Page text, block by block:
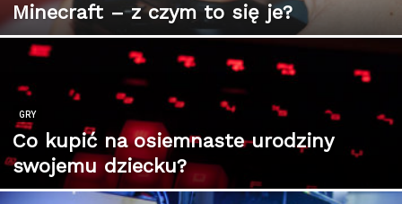
Minecraft – z czym to się je?
GRY
Co kupić na osiemnaste urodziny
swojemu dziecku?